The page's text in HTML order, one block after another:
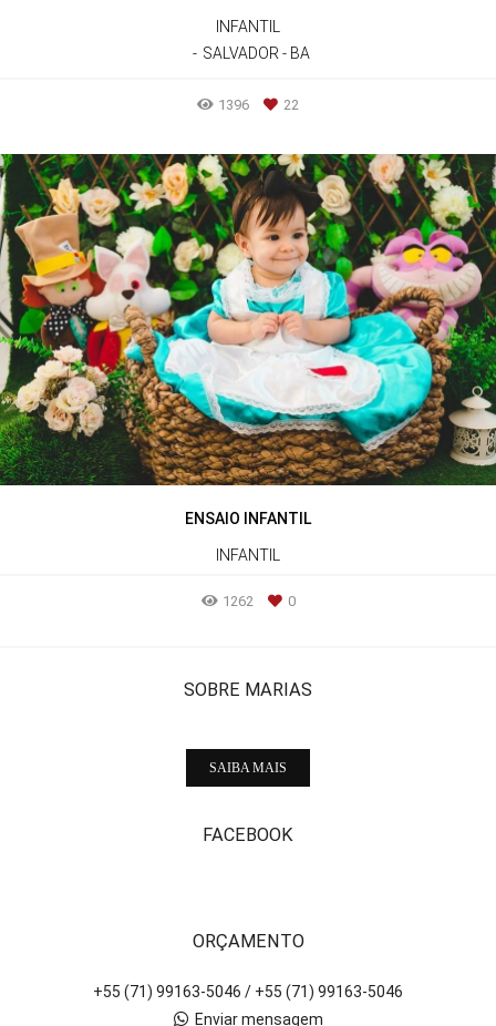
INFANTIL
SALVADOR - BA
1396 22
ENSAIO INFANTIL
INFANTIL
1262 0
SOBRE MARIAS
SAIBA MAIS
FACEBOOK
ORÇAMENTO
+55 (71) 99163-5046 / +55 (71) 99163-5046
Enviar mensagem